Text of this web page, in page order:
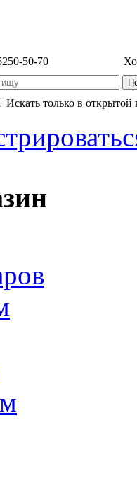
50-50-70
Искать только в открытой